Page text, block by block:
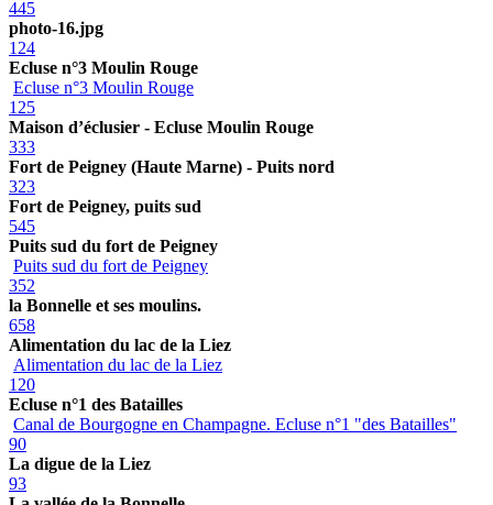
445
photo-16.jpg
124
Ecluse n°3 Moulin Rouge
Ecluse n°3 Moulin Rouge
125
Maison d’éclusier - Ecluse Moulin Rouge
333
Fort de Peigney (Haute Marne) - Puits nord
323
Fort de Peigney, puits sud
545
Puits sud du fort de Peigney
Puits sud du fort de Peigney
352
la Bonnelle et ses moulins.
658
Alimentation du lac de la Liez
Alimentation du lac de la Liez
120
Ecluse n°1 des Batailles
Canal de Bourgogne en Champagne. Ecluse n°1 "des Batailles"
90
La digue de la Liez
93